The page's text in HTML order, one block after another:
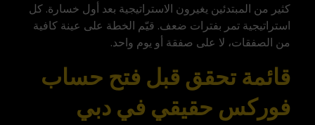
كثير من المبتدئين يغيرون الاستراتيجية بعد أول خسارة. كل
استراتيجية تمر بفترات ضعف. قيّم الخطة على عينة كافية
من الصفقات، لا على صفقة أو يوم واحد.
قائمة تحقق قبل فتح حساب
فوركس حقيقي في دبي